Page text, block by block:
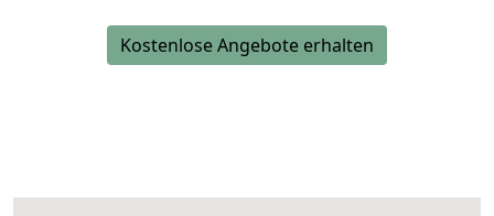
Kostenlose Angebote erhalten